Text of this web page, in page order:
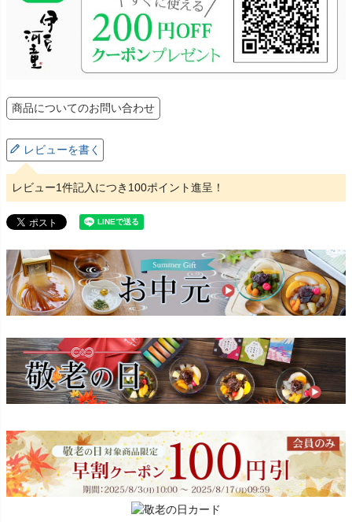
商品についてのお問い合わせ
レビューを書く
レビュー1件記入につき100ポイント進呈！